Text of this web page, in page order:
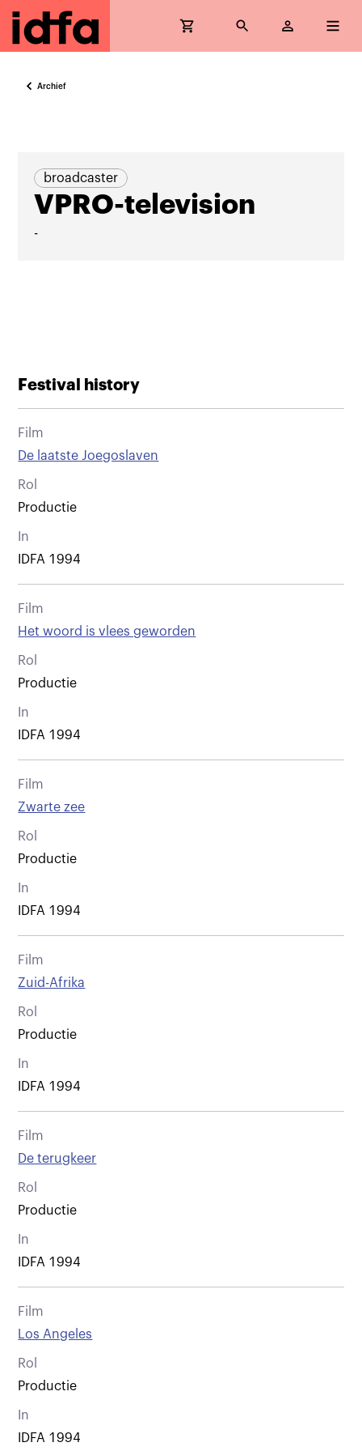
Archief
broadcaster
VPRO-television
-
Festival history
Film
De laatste Joegoslaven
Rol
Productie
In
IDFA 1994
Film
Het woord is vlees geworden
Rol
Productie
In
IDFA 1994
Film
Zwarte zee
Rol
Productie
In
IDFA 1994
Film
Zuid-Afrika
Rol
Productie
In
IDFA 1994
Film
De terugkeer
Rol
Productie
In
IDFA 1994
Film
Los Angeles
Rol
Productie
In
IDFA 1994